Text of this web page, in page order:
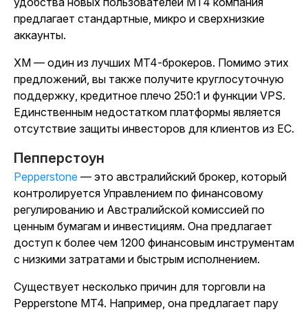
предлагает стандартные, микро и сверхнизкие
аккаунты.
XM — один из лучших MT4-брокеров. Помимо этих
предложений, вы также получите круглосуточную
поддержку, кредитное плечо 250:1 и функции VPS.
Единственным недостатком платформы является
отсутствие защиты инвесторов для клиентов из ЕС.
Пепперстоун
Pepperstone — это австралийский брокер, который
контролируется Управлением по финансовому
регулированию и Австралийской комиссией по
ценным бумагам и инвестициям. Она предлагает
доступ к более чем 1200 финансовым инструментам
с низкими затратами и быстрым исполнением.
Существует несколько причин для торговли на
Pepperstone MT4. Например, она предлагает пару